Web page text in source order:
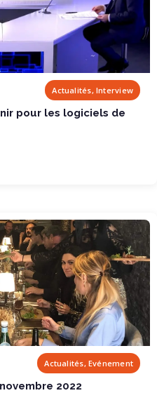
de gestion d’entreprise
Actualités, Interview
pour les logiciels de
Actualités, Evénement
2022